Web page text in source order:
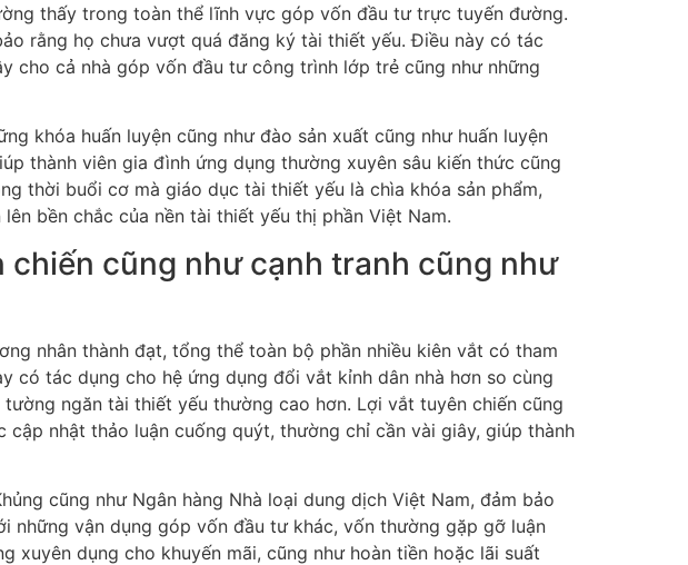
thấy trong toàn thể lĩnh vực góp vốn đầu tư trực tuyến đường.
rằng họ chưa vượt quá đăng ký tài thiết yếu. Điều này có tác
cho cả nhà góp vốn đầu tư công trình lớp trẻ cũng như những
khóa huấn luyện cũng như đào sản xuất cũng như huấn luyện
thành viên gia đình ứng dụng thường xuyên sâu kiến thức cũng
thời buổi cơ mà giáo dục tài thiết yếu là chìa khóa sản phẩm,
bền chắc của nền tài thiết yếu thị phần Việt Nam.
cũng như cạnh tranh cũng như
nhân thành đạt, tổng thể toàn bộ phần nhiều kiên vắt có tham
tác dụng cho hệ ứng dụng đổi vắt kỉnh dân nhà hơn so cùng
ngăn tài thiết yếu thường cao hơn. Lợi vắt tuyên chiến cũng
nhật thảo luận cuống quýt, thường chỉ cần vài giây, giúp thành
cũng như Ngân hàng Nhà loại dung dịch Việt Nam, đảm bảo
những vận dụng góp vốn đầu tư khác, vốn thường gặp gỡ luận
dụng cho khuyến mãi, cũng như hoàn tiền hoặc lãi suất